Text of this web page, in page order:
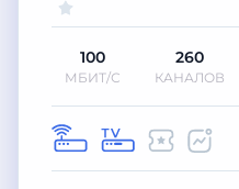
100
МБИТ/С
260
КАНАЛОВ